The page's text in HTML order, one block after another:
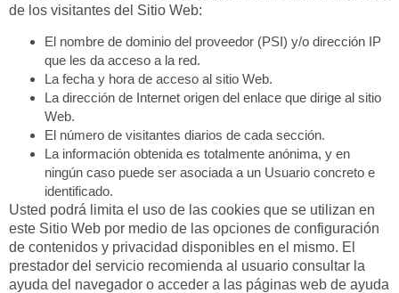
de los visitantes del Sitio Web:
El nombre de dominio del proveedor (PSI) y/o dirección IP
que les da acceso a la red.
La fecha y hora de acceso al sitio Web.
La dirección de Internet origen del enlace que dirige al sitio
Web.
El número de visitantes diarios de cada sección.
La información obtenida es totalmente anónima, y en
ningún caso puede ser asociada a un Usuario concreto e
identificado.
Usted podrá limita el uso de las cookies que se utilizan en
este Sitio Web por medio de las opciones de configuración
de contenidos y privacidad disponibles en el mismo. El
prestador del servicio recomienda al usuario consultar la
ayuda del navegador o acceder a las páginas web de ayuda